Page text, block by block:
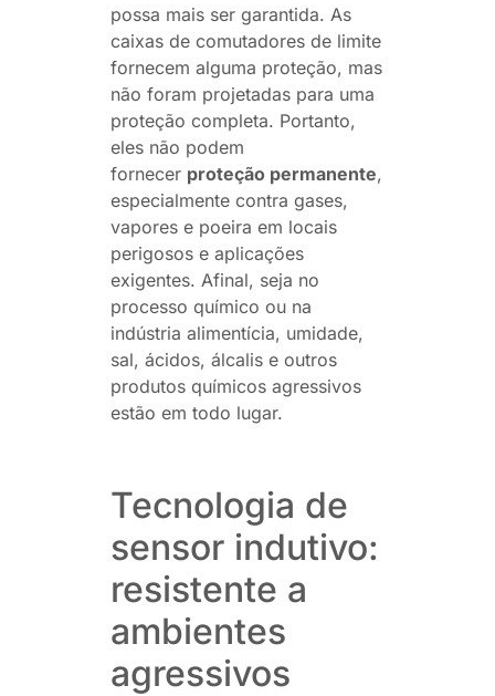
possa mais ser garantida. As
caixas de comutadores de limite
fornecem alguma proteção, mas
não foram projetadas para uma
proteção completa. Portanto,
eles não podem
fornecer proteção permanente,
especialmente contra gases,
vapores e poeira em locais
perigosos e aplicações
exigentes. Afinal, seja no
processo químico ou na
indústria alimentícia, umidade,
sal, ácidos, álcalis e outros
produtos químicos agressivos
estão em todo lugar.
Tecnologia de
sensor indutivo:
resistente a
ambientes
agressivos